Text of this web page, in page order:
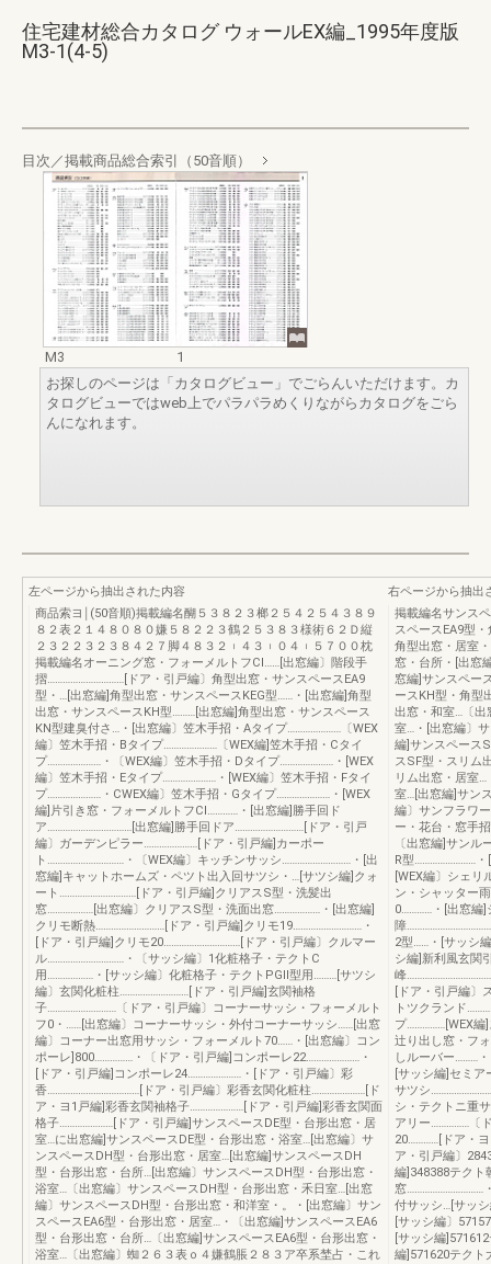
住宅建材総合カタログ ウォールEX編_1995年度版
M3-1(4-5)
目次／掲載商品総合索引（50音順）
M3
1
お探しのページは「カタログビュー」でごらんいただけます。カ
タログビューではweb上でパラパラめくりながらカタログをごら
んになれます。
左ページから抽出された内容
商品索ヨ￨(50音順)掲載編名醐５３８２３榔２５４２５４３８９
８２表２１４８０８０嫌５８２２３鶴２５３８３様術６２Ｄ縦
２３２２３２３８４２７脚４８３２︲４３︲０４︲５７００枕
掲載編名オーニング窓・フォーメルトフCl……[出窓編〕階段手
摺…………………………[ドア・引戸編〕角型出窓・サンスペースEA9
型・…[出窓編]角型出窓・サンスペースKEG型……・[出窓編]角型
出窓・サンスペースKH型………[出窓編]角型出窓・サンスペース
KN型建臭付さ…・[出窓編〕笠木手招・Aタイプ…………………〔WEX
編〕笠木手招・Bタイプ…………………〔WEX編]笠木手招・Cタイ
プ…………………・〔WEX編〕笠木手招・Dタイプ…………………・[WEX
編〕笠木手招・Eタイプ…………………・[WEX編〕笠木手招・Fタイ
プ…………………・CWEX編〕笠木手招・Gタイプ…………………・[WEX
編]片引き窓・フォーメルトフCl…………・[出窓編]勝手回ド
ア……………………………[出窓編]勝手回ドア………………………[ドア・引戸
編〕ガーデンピラー…………………[ドア・引戸編]カーポー
ト…………………………・〔WEX編〕キッチンサッシ………………………・[出
窓編]キャットホームズ・ペツト出入回サツシ・…[サツシ編]クォ
ート…………………………[ドア・引戸編]クリアスS型・洗髪出
窓………………[出窓編〕クリアスS型・洗面出窓………………・[出窓編]
クリモ断熱………………………[ドア・引戸編]クリモ19………………………・
[ドア・引戸編]クリモ20…………………………[ドア・引戸編〕クルマー
ル…………………………・〔サッシ編〕1化粧格子・テクトC
用………………・[サッシ編〕化粧格子・テクトPGII型用………[サツシ
編〕玄関化粧柱………………………[ドア・引戸編]玄関袖格
子………………………〔ドア・引戸編〕コーナーサッシ・フォーメルト
フ0・……[出窓編〕コーナーサッシ・外付コーナーサッシ……[出窓
編〕コーナー出窓用サッシ・フォーメルト70……・[出窓編〕コン
ポーレ]800……………・〔ドア・引戸編]コンポーレ22…………………・
[ドア・引戸編]コンポーレ24…………………・[ドア・引戸編〕彩
香………………………………[ドア・引戸編〕彩香玄関化粧柱…………………[ド
ア・ヨ1戸編]彩香玄関袖格子…………………[ドア・引戸編]彩香玄関面
格子…………………[ドア・引戸編]サンスペースDE型・台形出窓・居
室…に出窓編]サンスペースDE型・台形出窓・浴室…[出窓編〕サ
ンスペースDH型・台形出窓・居室…[出窓編]サンスペースDH
型・台形出窓・台所…[出窓編〕サンスペースDH型・台形出窓・
浴室…〔出窓編〕サンスペースDH型・台形出窓・禾日室…[出窓
編〕サンスペースDH型・台形出窓・和洋室・。・[出窓編〕サン
スペースEA6型・台形出窓・居室…・〔出窓編]サンスペースEA6
型・台形出窓・台所…〔出窓編]サンスペースEA6型・台形出窓・
浴室…〔出窓編〕蜘２６３表ｏ４嫌鶴脹２８３ア卒系埜占・これ
右ページから抽出
掲載編名サンス
スペースEA9型
角型出窓・居室
窓・台所・[出窓
窓編]サンスペー
ースKH型・角型
出窓・和室…〔出
室…・[出窓編〕
編]サンスペース
スSF型・スリム
リム出窓・居室…
室…[出窓編]サン
編〕サンフラワ
ー・花台・窓手
〔出窓編]サン
R型……………………・
[WEX編〕シェ
ン・シャッター
0…………・[出窓編]
障
2型……・[サッシ
シ編]新利風玄関
峰
[ドア・引戸編
トツクランド
プ……………[WEX編
辻り出し窓・フ
しルーバー………
[サッシ編]セミ
サツシ
シ・テクトニ重
アリー……………〔
20…………[ドア・
ア・引戸編〕
編]348388テク
窓…………………………
付サッシ…[サッ
[サッシ編〕
[サッシ編
編]571620テクト